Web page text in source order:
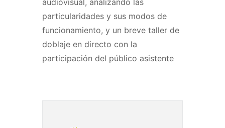
particularidades y sus modos de
funcionamiento, y un breve taller de
doblaje en directo con la
participación del público asistente